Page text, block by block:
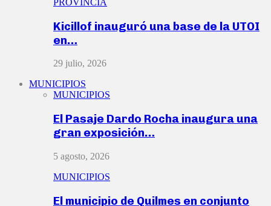
PROVINCIA
Kicillof inauguró una base de la UTOI
en…
29 julio, 2026
MUNICIPIOS
MUNICIPIOS
El Pasaje Dardo Rocha inaugura una
gran exposición…
5 agosto, 2026
MUNICIPIOS
El municipio de Quilmes en conjunto